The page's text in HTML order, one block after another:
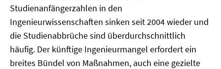
Studienanfängerzahlen in den
Ingenieurwissenschaften sinken seit 2004 wieder und
die Studienabbrüche sind überdurchschnittlich
häufig. Der künftige Ingenieurmangel erfordert ein
breites Bündel von Maßnahmen, auch eine gezielte